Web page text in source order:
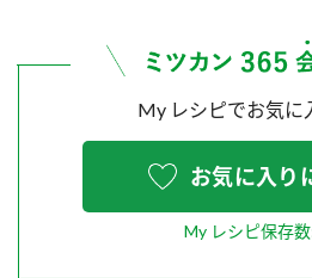
My レシピでお気に
お気に入り
My レシピ保存